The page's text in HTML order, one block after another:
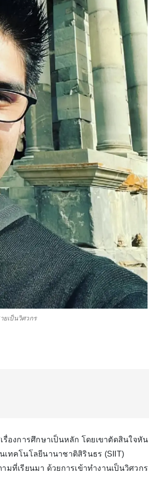
เป็นวิศวกร
องการศึกษาเป็นหลัก โดยเขาตัดสินใจหัน
เทคโนโลยีนานาชาติสิรินธร (SIIT)
ที่เรียนมา ด้วยการเข้าทำงานเป็นวิศวกร